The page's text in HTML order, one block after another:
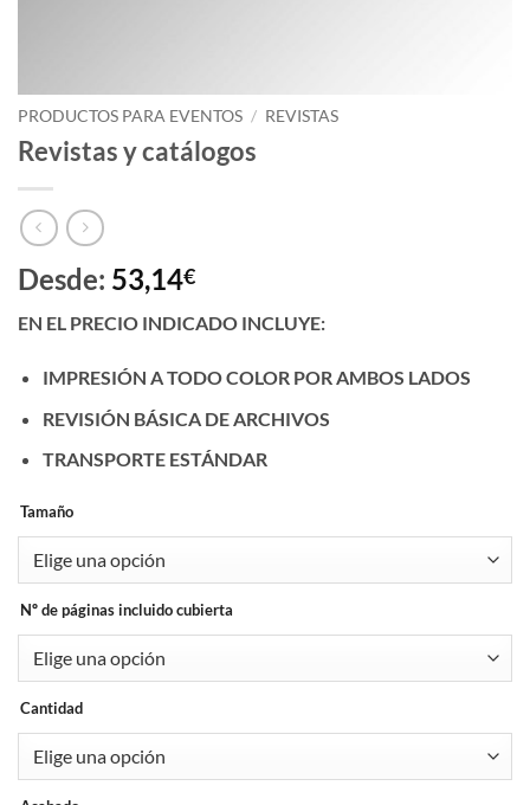
PRODUCTOS PARA EVENTOS / REVISTAS
Revistas y catálogos
Desde: 53,14€
EN EL PRECIO INDICADO INCLUYE:
IMPRESIÓN A TODO COLOR POR AMBOS LADOS
REVISIÓN BÁSICA DE ARCHIVOS
TRANSPORTE ESTÁNDAR
Tamaño
Nº de páginas incluido cubierta
Cantidad